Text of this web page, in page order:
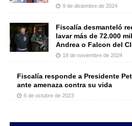
9 de diciembre de 2024
Fiscalía desmanteló
lavar más de 72.000
Andrea o Falcon del
18 de noviembre de 2024
Fiscalía responde a Presidente
ante amenaza contra su vida
6 de octubre de 2023